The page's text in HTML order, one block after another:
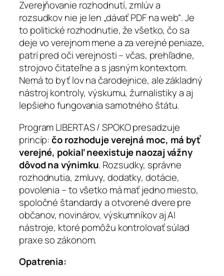
Zverejňovanie rozhodnutí, zmlúv a
rozsudkov nie je len „dávať PDF na web“. Je
to politické rozhodnutie, že všetko, čo sa
deje vo verejnom mene a za verejné peniaze,
patrí pred oči verejnosti – včas, prehľadne,
strojovo čitateľne a s jasným kontextom.
Nemá to byť lov na čarodejnice, ale základný
nástroj kontroly, výskumu, žurnalistiky a aj
lepšieho fungovania samotného štátu.
Program LIBERTAS / SPOKO presadzuje
princíp:čo rozhoduje verejná moc, má byť
verejné, pokiaľ neexistuje naozaj vážny
dôvod na výnimku. Rozsudky, správne
rozhodnutia, zmluvy, dodatky, dotácie,
povolenia – to všetko má mať jedno miesto,
spoločné štandardy a otvorené dvere pre
občanov, novinárov, výskumníkov aj AI
nástroje, ktoré pomôžu kontrolovať súlad
praxe so zákonom.
Opatrenia: